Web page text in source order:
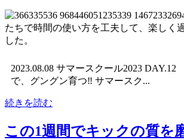
2023.08.08 サマースクール2023 DAY.12
で、グングン育つ‼︎ サマースク...
続きを読む
この1週間でキックの質を